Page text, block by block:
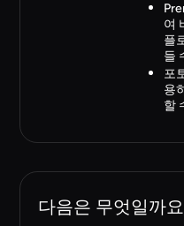
여
플
들
포
용
할
다음은 무엇일까